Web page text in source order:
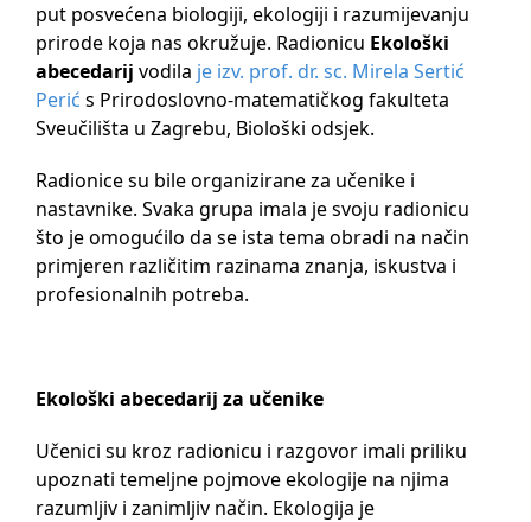
put posvećena biologiji, ekologiji i razumijevanju
prirode koja nas okružuje. Radionicu Ekološki
abecedarij vodila je izv. prof. dr. sc. Mirela Sertić
Perić s Prirodoslovno-matematičkog fakulteta
Sveučilišta u Zagrebu, Biološki odsjek.
Radionice su bile organizirane za učenike i
nastavnike. Svaka grupa imala je svoju radionicu
što je omogućilo da se ista tema obradi na način
primjeren različitim razinama znanja, iskustva i
profesionalnih potreba.
Ekološki abecedarij za učenike
Učenici su kroz radionicu i razgovor imali priliku
upoznati temeljne pojmove ekologije na njima
razumljiv i zanimljiv način. Ekologija je